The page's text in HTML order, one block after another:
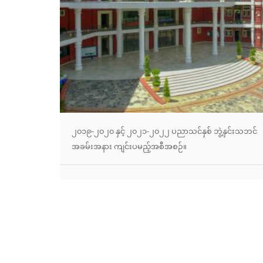
၂၀၁၉-၂၀၂၀ နှင့် ၂၀၂၁-၂၀၂၂ ပညာသင်နှစ် ဘွဲ့နှင်းသဘင်
အခမ်းအနား ကျင်းပမည့်အစီအစဉ်။